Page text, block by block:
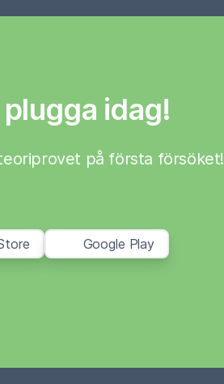
idag!
på första försöket!
Google Play